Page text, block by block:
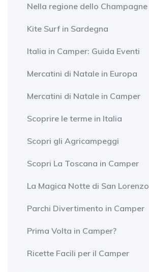
Nella regione dello Champagne
Kite Surf in Sardegna
Italia in Camper: Guida Eventi
Mercatini di Natale in Europa
Mercatini di Natale in Camper
Scoprire le terme in Italia
Scopri gli Agricampeggi
Scopri La Toscana in Camper
La Magica Notte di San Lorenzo
Parchi Divertimento in Camper
Prima Volta in Camper?
Ricette Facili per il Camper